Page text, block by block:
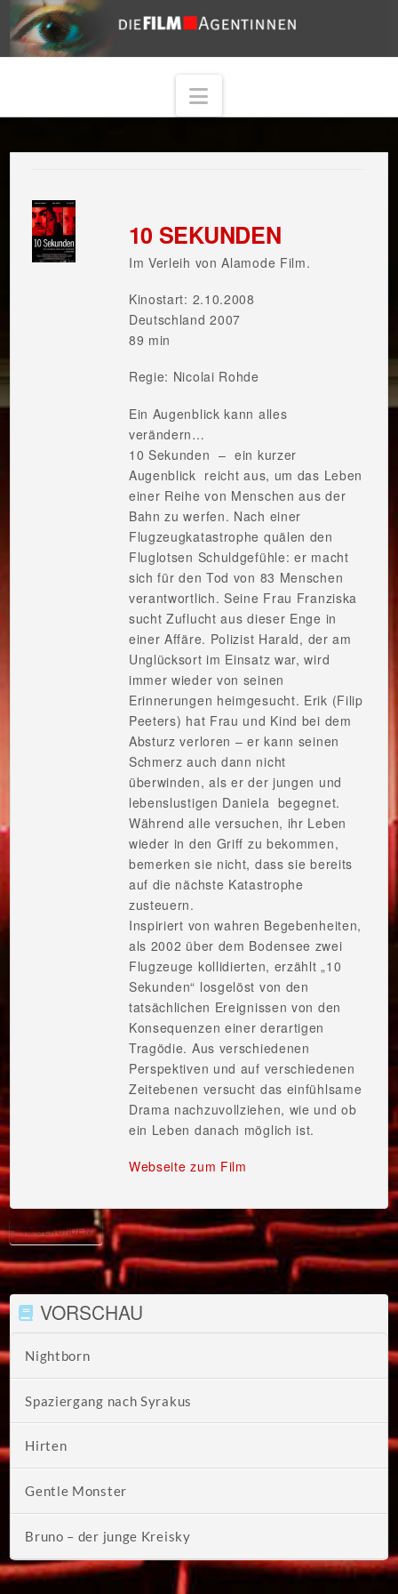
Navigation
10 SEKUNDEN
Im Verleih von Alamode Film.
Kinostart: 2.10.2008
Deutschland 2007
89 min
Regie: Nicolai Rohde
Ein Augenblick kann alles
verändern…
10 Sekunden – ein kurzer
Augenblick reicht aus, um das Leben
einer Reihe von Menschen aus der
Bahn zu werfen. Nach einer
Flugzeugkatastrophe quälen den
Fluglotsen Schuldgefühle: er macht
sich für den Tod von 83 Menschen
verantwortlich. Seine Frau Franziska
sucht Zuflucht aus dieser Enge in
einer Affäre. Polizist Harald, der am
Unglücksort im Einsatz war, wird
immer wieder von seinen
Erinnerungen heimgesucht. Erik (Filip
Peeters) hat Frau und Kind bei dem
Absturz verloren – er kann seinen
Schmerz auch dann nicht
überwinden, als er der jungen und
lebenslustigen Daniela begegnet.
Während alle versuchen, ihr Leben
wieder in den Griff zu bekommen,
bemerken sie nicht, dass sie bereits
auf die nächste Katastrophe
zusteuern.
Inspiriert von wahren Begebenheiten,
als 2002 über dem Bodensee zwei
Flugzeuge kollidierten, erzählt „10
Sekunden“ losgelöst von den
tatsächlichen Ereignissen von den
Konsequenzen einer derartigen
Tragödie. Aus verschiedenen
Perspektiven und auf verschiedenen
Zeitebenen versucht das einfühlsame
Drama nachzuvollziehen, wie und ob
ein Leben danach möglich ist.
Webseite zum Film
10 SEKUNDEN
VORSCHAU
Nightborn
Spaziergang nach Syrakus
Hirten
Gentle Monster
Bruno – der junge Kreisky